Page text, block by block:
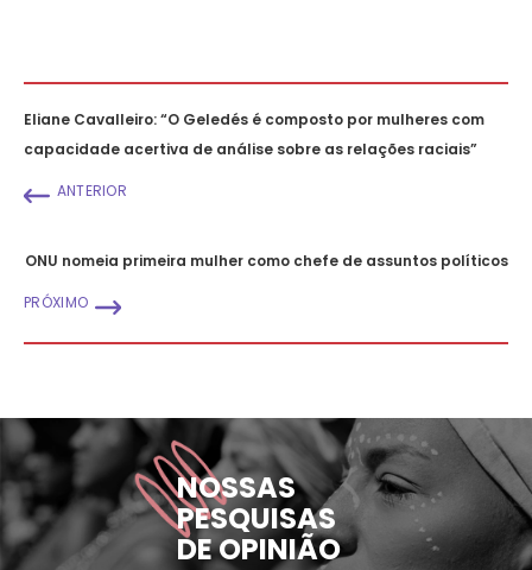
Eliane Cavalleiro: “O Geledés é composto por mulheres com
capacidade acertiva de análise sobre as relações raciais”
ANTERIOR
ONU nomeia primeira mulher como chefe de assuntos políticos
PRÓXIMO
NOSSAS
PESQUISAS
DE OPINIÃO